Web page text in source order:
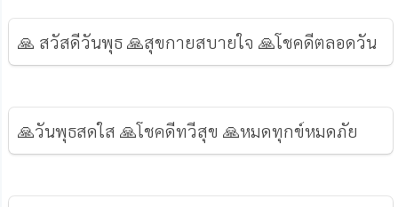
🙏 สวัสดีวันพุธ 🙏สุขกายสบายใจ 🙏โชคดีตลอดวัน
🙏วันพุธสดใส 🙏โชคดีทวีสุข 🙏หมดทุกข์หมดภัย